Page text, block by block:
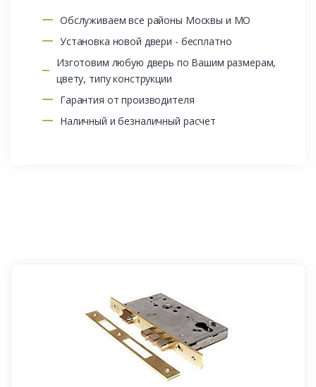
Обслуживаем все районы Москвы и МО
Установка новой двери - бесплатно
Изготовим любую дверь по Вашим размерам,
цвету, типу конструкции
Гарантия от производителя
Наличный и безналичный расчет